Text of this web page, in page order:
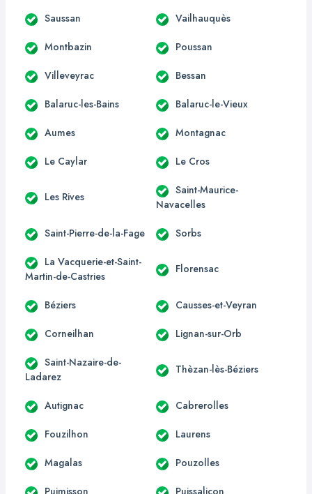
Saussan Vailhauquès
Montbazin Poussan
Villeveyrac Bessan
Balaruc-les-Bains Balaruc-le-Vieux
Aumes Montagnac
Le Caylar Le Cros
Les Rives
Saint-Maurice-
Navacelles
Saint-Pierre-de-la-Fage Sorbs
La Vacquerie-et-Saint-
Martin-de-Castries
Florensac
Béziers Causses-et-Veyran
Corneilhan Lignan-sur-Orb
Saint-Nazaire-de-
Ladarez
Thèzan-lès-Béziers
Autignac Cabrerolles
Fouzilhon Laurens
Magalas Pouzolles
Puimisson Puissalicon